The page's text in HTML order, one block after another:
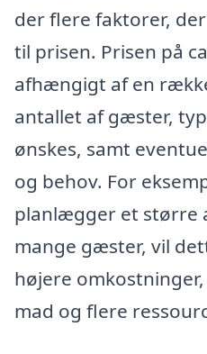
der flere faktorer,
til prisen. Prisen på
afhængigt af en
antallet af gæster,
ønskes, samt
og behov. For
planlægger et større
mange gæster, vil
højere
mad og flere